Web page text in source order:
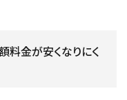
料金が安くなりにく